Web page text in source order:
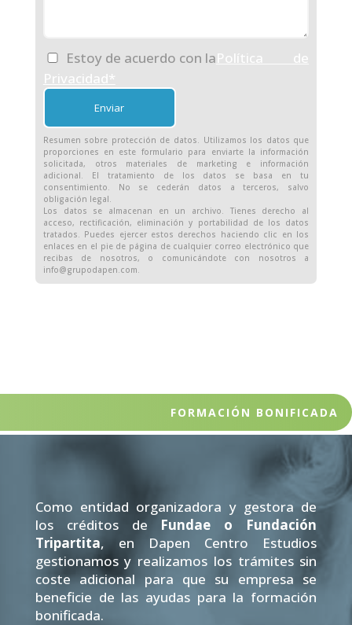
Estoy de acuerdo con laPolítica de
Privacidad*
Resumen sobre protección de datos. Utilizamos los datos que
proporciones en este formulario para enviarte la información
solicitada, otros materiales de marketing e información
adicional. El tratamiento de los datos se basa en tu
consentimiento. No se cederán datos a terceros, salvo
obligación legal.
Los datos se almacenan en un archivo. Tienes derecho al
acceso, rectificación, eliminación y portabilidad de los datos
tratados. Puedes ejercer estos derechos haciendo clic en los
enlaces en el pie de página de cualquier correo electrónico que
recibas de nosotros, o comunicándote con nosotros a
info@grupodapen.com.
FORMACIÓN BONIFICADA
Como entidad organizadora y gestora de
los créditos de Fundae o Fundación
Tripartita, en Dapen Centro Estudios
gestionamos y realizamos los trámites sin
coste adicional para que su empresa se
beneficie de las ayudas para la formación
bonificada.